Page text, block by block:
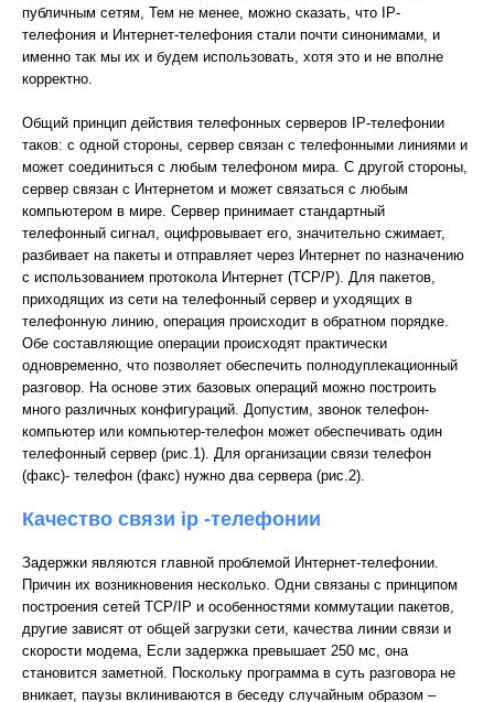
публичным сетям, Тем не менее, можно сказать, что IP-
телефония и Интернет-телефония стали почти синонимами, и
именно так мы их и будем использовать, хотя это и не вполне
корректно.
Общий принцип действия телефонных серверов IP-телефонии
таков: с одной стороны, сервер связан с телефонными линиями и
может соединиться с любым телефоном мира. С другой стороны,
сервер связан с Интернетом и может связаться с любым
компьютером в мире. Сервер принимает стандартный
телефонный сигнал, оцифровывает его, значительно сжимает,
разбивает на пакеты и отправляет через Интернет по назначению
с использованием протокола Интернет (ТСР/Р). Для пакетов,
приходящих из сети на телефонный сервер и уходящих в
телефонную линию, операция происходит в обратном порядке.
Обе составляющие операции происходят практически
одновременно, что позволяет обеспечить полнодуплекационный
разговор. На основе этих базовых операций можно построить
много различных конфигураций. Допустим, звонок телефон-
компьютер или компьютер-телефон может обеспечивать один
телефонный сервер (рис.1). Для организации связи телефон
(факс)- телефон (факс) нужно два сервера (рис.2).
Качество связи ip -телефонии
Задержки являются главной проблемой Интернет-телефонии.
Причин их возникновения несколько. Одни связаны с принципом
построения сетей TCP/IP и особенностями коммутации пакетов,
другие зависят от общей загрузки сети, качества линии связи и
скорости модема, Если задержка превышает 250 мс, она
становится заметной. Поскольку программа в суть разговора не
вникает, паузы вклиниваются в беседу случайным образом –